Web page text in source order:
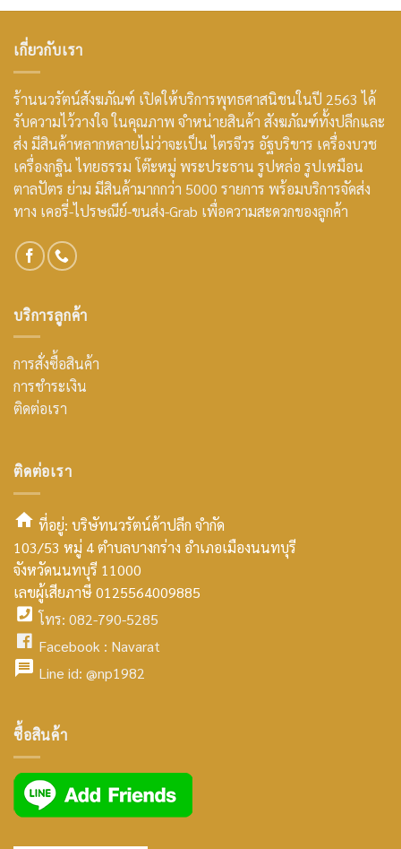
เกี่ยวกับเรา
ร้านนวรัตน์สังฆภัณฑ์ เปิดให้บริการพุทธศาสนิชนในปี 2563 ได้
รับความไว้วางใจ ในคุณภาพ จำหน่ายสินค้า สังฆภัณฑ์ทั้งปลีกและ
ส่ง มีสินค้าหลากหลายไม่ว่าจะเป็น ไตรจีวร อัฐบริขาร เครื่องบวช
เครื่องกฐิน ไทยธรรม โต๊ะหมู่ พระประธาน รูปหล่อ รูปเหมือน
ตาลปัตร ย่าม มีสินค้ามากกว่า 5000 รายการ พร้อมบริการจัดส่ง
ทาง เคอรี่-ไปรษณีย์-ขนส่ง-Grab เพื่อความสะดวกของลูกค้า
บริการลูกค้า
การสั่งซื้อสินค้า
การชำระเงิน
ติดต่อเรา
ติดต่อเรา
smt2
home
icon
ที่อยู่: บริษัทนวรัตน์ค้าปลีก จำกัด
103/53 หมู่ 4 ตำบลบางกร่าง อำเภอเมืองนนทบุรี
จังหวัดนนทบุรี 11000
เลขผู้เสียภาษี 0125564009885
facebook
icon
โทร: 082-790-5285
facebook
Facebook : Navarat
icon
Line id: @np1982
ซื้อสินค้า